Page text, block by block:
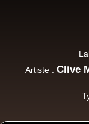
Artiste : Clive